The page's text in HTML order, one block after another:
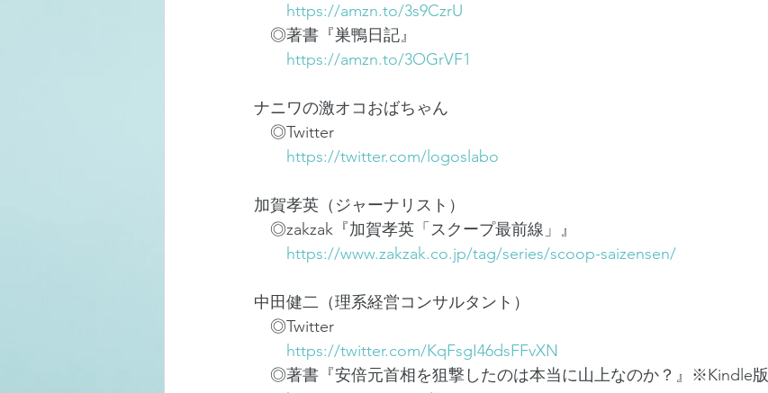
https://amzn.to/3s9CzrU
◎著書『巣鴨日記』
https://amzn.to/3OGrVF1
ナニワの激オコおばちゃん
◎Twitter
https://twitter.com/logoslabo
加賀孝英（ジャーナリスト）
◎zakzak『加賀孝英「スクープ最前線」』
https://www.zakzak.co.jp/tag/series/scoop-saizensen/
中田健二（理系経営コンサルタント）
◎Twitter
https://twitter.com/KqFsgI46dsFFvXN
◎著書『安倍元首相を狙撃したのは本当に山上なのか？』※Kindle版